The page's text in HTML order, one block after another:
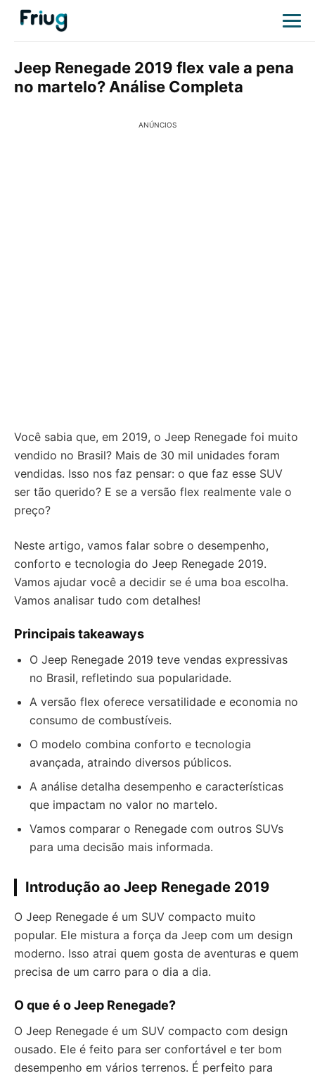
Jeep Renegade 2019 flex vale a pena
no martelo? Análise Completa
ANÚNCIOS
Você sabia que, em 2019, o Jeep Renegade foi muito
vendido no Brasil? Mais de 30 mil unidades foram
vendidas. Isso nos faz pensar: o que faz esse SUV
ser tão querido? E se a versão flex realmente vale o
preço?
Neste artigo, vamos falar sobre o desempenho,
conforto e tecnologia do Jeep Renegade 2019.
Vamos ajudar você a decidir se é uma boa escolha.
Vamos analisar tudo com detalhes!
Principais takeaways
O Jeep Renegade 2019 teve vendas expressivas
no Brasil, refletindo sua popularidade.
A versão flex oferece versatilidade e economia no
consumo de combustíveis.
O modelo combina conforto e tecnologia
avançada, atraindo diversos públicos.
A análise detalha desempenho e características
que impactam no valor no martelo.
Vamos comparar o Renegade com outros SUVs
para uma decisão mais informada.
Introdução ao Jeep Renegade 2019
O Jeep Renegade é um SUV compacto muito
popular. Ele mistura a força da Jeep com um design
moderno. Isso atrai quem gosta de aventuras e quem
precisa de um carro para o dia a dia.
O que é o Jeep Renegade?
O Jeep Renegade é um SUV compacto com design
ousado. Ele é feito para ser confortável e ter bom
desempenho em vários terrenos. É perfeito para